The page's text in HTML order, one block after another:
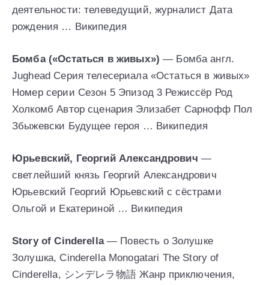
деятельности: телеведущий, журналист Дата
рождения … Википедия
Бомба («Остаться в живых») — Бомба англ.
Jughead Серия телесериала «Остаться в живых»
Номер серии Сезон 5 Эпизод 3 Режиссёр Род
Холкомб Автор сценария Элизабет Сарнофф Пол
Збыжевски Будущее героя … Википедия
Юрьевский, Георгий Александрович —
светлейший князь Георгий Александрович
Юрьевский Георгий Юрьевский с сёстрами
Ольгой и Екатериной … Википедия
Story of Cinderella— Повесть о Золушке
Золушка, Cinderella Monogatari The Story of
Cinderella, シンデレラ物語 Жанр приключения,